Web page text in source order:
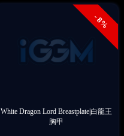
- 8%
White Dragon Lord Breastplate|白龍王
胸甲